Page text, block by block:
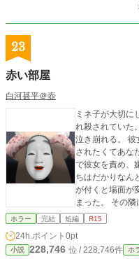
23
赤い部屋
白河甚平＠壺
ミネ子が大切に
れ殺されていた
泣き崩れる。
されたくてあな
で彼女を責め、
ちはだかりなん
が付くと場面が
まった。 その
こに忍び寄るの
ホラー 完結 短編 R15
24h.ポイント 0pt
小説 228,746 位 / 228,746件 ホ